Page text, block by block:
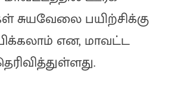
பயிற்சிக்கு
என, மாவட்ட